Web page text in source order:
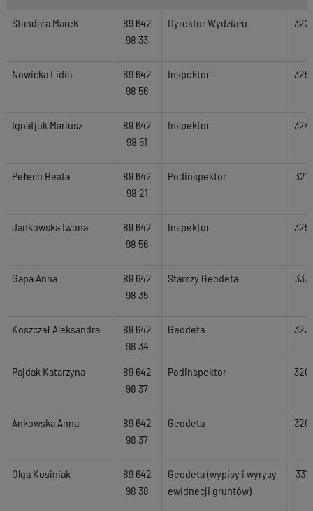
Standara Marek
89 642
98 33
Dyrektor Wydziału 322
Nowicka Lidia
89 642
98 56
Inspektor 325
Ignatjuk Mariusz
89 642
98 51
Inspektor 324
Pełech Beata
89 642
98 21
Podinspektor 321
Jankowska Iwona
89 642
98 56
Inspektor 325
Gapa Anna
89 642
98 35
Starszy Geodeta 337
Koszczał Aleksandra
89 642
98 34
Geodeta 323
Pajdak Katarzyna
89 642
98 37
Podinspektor 320
Ankowska Anna
89 642
98 37
Geodeta 320
Olga Kosiniak
89 642
98 38
Geodeta (wypisy i wyrysy
ewidnecji gruntów)
331